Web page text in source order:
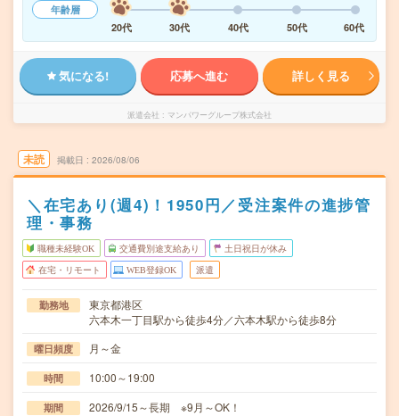
年齢層
20代
30代 40代 50代 60代
気になる! 応募へ進む 詳しく見る
派遣会社 マンパワーグループ株式会社
未読 掲載日 2026/08/06
＼在宅あり(週4)！1950円／受注案件の進捗管
理・事務
職種未経験OK 交通費別途支給あり 土日祝日が休み
在宅・リモート WEB登録OK 派遣
勤務地
東京都港区
六本木一丁目駅から徒歩4分／六本木駅から徒歩8分
曜日頻度 月～金
時間 10:00～19:00
期間 2026/9/15～長期 ※9月～OK！